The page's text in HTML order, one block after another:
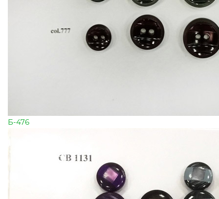
Б-476